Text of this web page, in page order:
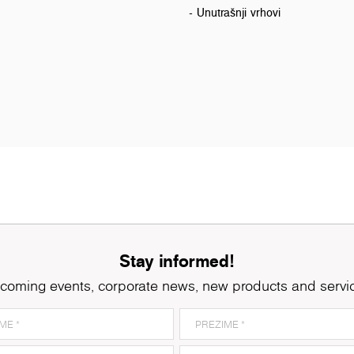
- Unutrašnji vrhovi
Stay informed!
events, corporate news, new products and